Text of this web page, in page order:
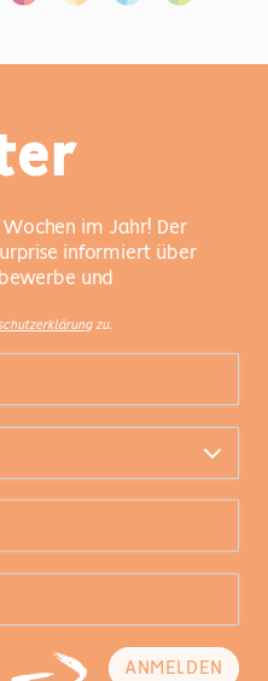
Wochen im Jahr! Der
informiert über
und
zu.
ANMELDEN